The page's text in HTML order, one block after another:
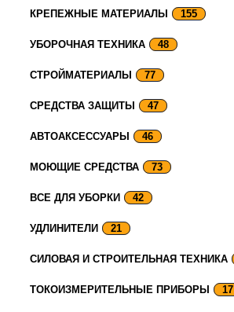
КРЕПЕЖНЫЕ МАТЕРИАЛЫ 155
УБОРОЧНАЯ ТЕХНИКА 48
СТРОЙМАТЕРИАЛЫ 77
СРЕДСТВА ЗАЩИТЫ 47
АВТОАКСЕССУАРЫ 46
МОЮЩИЕ СРЕДСТВА 73
ВСЕ ДЛЯ УБОРКИ 42
УДЛИНИТЕЛИ 21
СИЛОВАЯ И СТРОИТЕЛЬНАЯ ТЕХНИКА
ТОКОИЗМЕРИТЕЛЬНЫЕ ПРИБОРЫ 17